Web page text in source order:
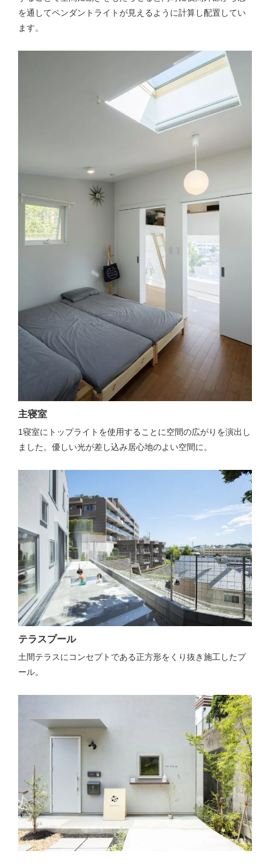
を通してペンダントライトが見えるように計算し配置してい
ます。
主寝室
1寝室にトップライトを使用することに空間の広がりを演出し
ました。優しい光が差し込み居心地のよい空間に。
テラスプール
土間テラスにコンセプトである正方形をくり抜き施工したプ
ール。